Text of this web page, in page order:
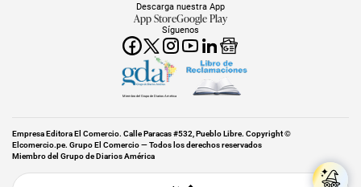
Síguenos
Descarga nuestra App
App StoreGoogle Play
Miembro del Grupo de Diarios América
Empresa Editora El Comercio. Calle Paracas #532, Pueblo Libre. Copyright ©
Elcomercio.pe. Grupo El Comercio — Todos los derechos reservados
Miembro del Grupo de Diarios América